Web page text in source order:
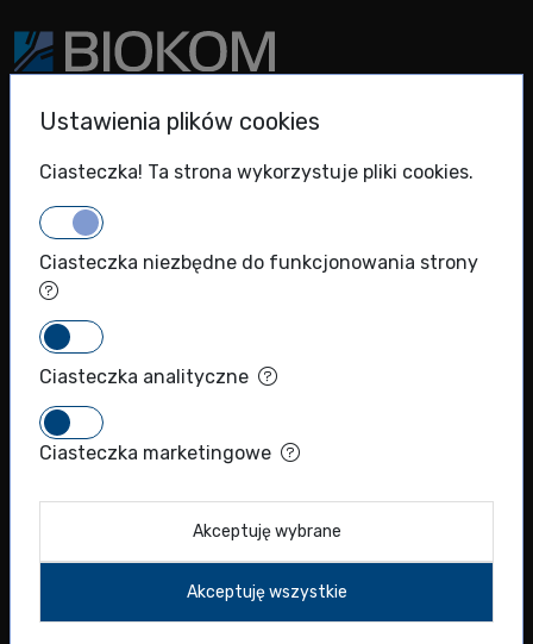
BIOKOM Spółka z ograniczoną odpowiedzialnością spółka
KRS: 0000786924
REGON: 012289221
+48 (22) 720 71 40
MENU
Produkty naukowe
Oferta diagnostyczna
Ustawienia plików cookies
Ciasteczka! Ta strona wykorzystuje pliki cookies.
Ciasteczka niezbędne do funkcjonowania strony
Ciasteczka analityczne
Ciasteczka marketingowe
Akceptuję wybrane
Akceptuję wszystkie